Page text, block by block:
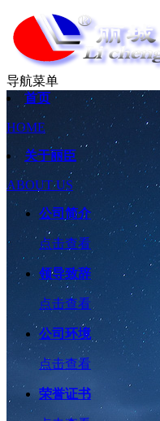
导航菜单
首页
HOME
关于丽臣
ABOUT US
公司简介
点击查看
领导致辞
点击查看
公司环境
点击查看
荣誉证书